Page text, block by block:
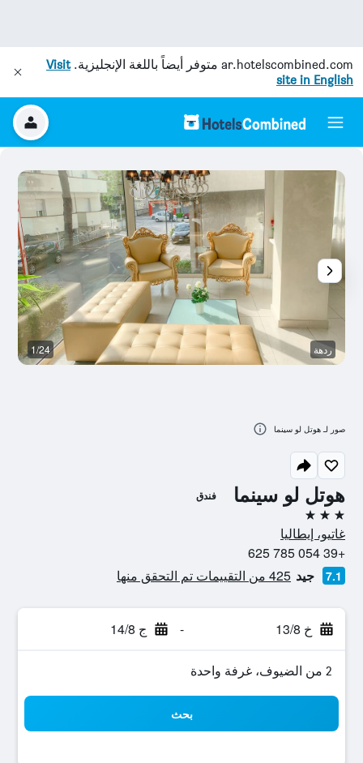
ar.hotelscombined.com متوفر أيضاً باللغة الإنجليزية.Visit
site in English
هوتل لو سينما فندق
3 نجوم
غاتيو، إيطاليا
+39 054 785 625
7.1 جيد 425 من التقييمات تم التحقق منها
خ 13/8 - ج 14/8
2 من الضيوف، غرفة واحدة
بحث
ردهة 1/24
صور لـ هوتل لو سينما